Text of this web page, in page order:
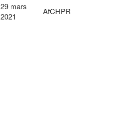
29 mars
2021
AfCHPR